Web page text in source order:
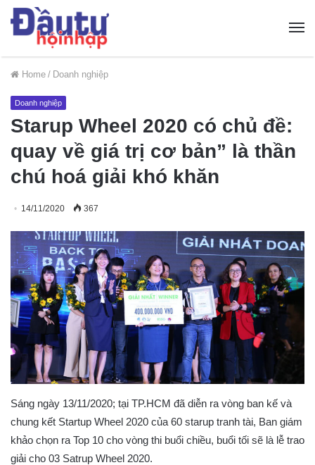
Home / Doanh nghiệp
Doanh nghiệp
Starup Wheel 2020 có chủ đề:
quay về giá trị cơ bản” là thần
chú hoá giải khó khăn
14/11/2020 367
Sáng ngày 13/11/2020; tại TP.HCM đã diễn ra vòng ban kế và
chung kết Startup Wheel 2020 của 60 starup tranh tài, Ban giám
khảo chọn ra Top 10 cho vòng thi buổi chiều, buổi tối sẽ là lễ trao
giải cho 03 Satrup Wheel 2020.